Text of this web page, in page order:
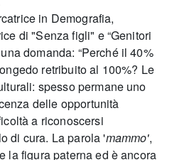
in Demografia,
di "Senza figli" e “Genitori
domanda: “Perché il 40%
retribuito al 100%? Le
spesso permane uno
delle opportunità
a riconoscersi
di cura. La parola 'mammo',
la figura paterna ed è ancora